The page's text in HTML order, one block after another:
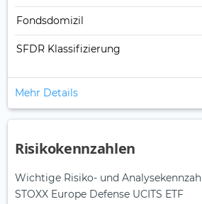
Fondsdomizil
SFDR Klassifizierung
Mehr Details
Risikokennzahlen
Wichtige Risiko- und
STOXX Europe Defense UCITS ETF